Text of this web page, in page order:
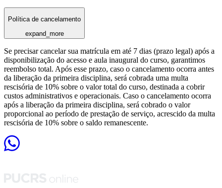
Política de cancelamento
expand_more
Se precisar cancelar sua matrícula em até 7 dias (prazo legal) após a
disponibilização do acesso e aula inaugural do curso, garantimos
reembolso total. Após esse prazo, caso o cancelamento ocorra antes
da liberação da primeira disciplina, será cobrada uma multa
rescisória de 10% sobre o valor total do curso, destinada a cobrir
custos administrativos e operacionais. Caso o cancelamento ocorra
após a liberação da primeira disciplina, será cobrado o valor
proporcional ao período de prestação de serviço, acrescido da multa
rescisória de 10% sobre o saldo remanescente.